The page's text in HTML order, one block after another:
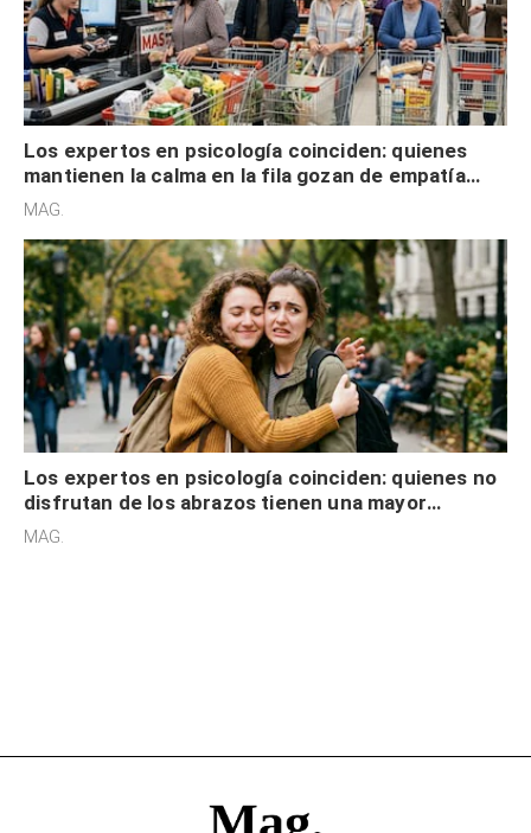
Los expertos en psicología coinciden: quienes
mantienen la calma en la fila gozan de empatía
cognitiva, gratitud y no solo tienen autocontrol
MAG.
Los expertos en psicología coinciden: quienes no
disfrutan de los abrazos tienen una mayor
sensibilidad a los estímulos físicos y no es por
MAG.